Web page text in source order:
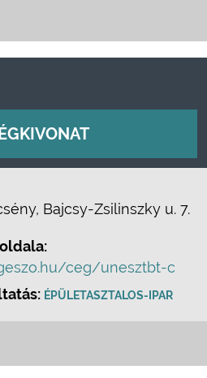
Bajcsy-Zsilinszky u. 7.
ceg/unesztbt-c
ÉPÜLETASZTALOS-IPAR